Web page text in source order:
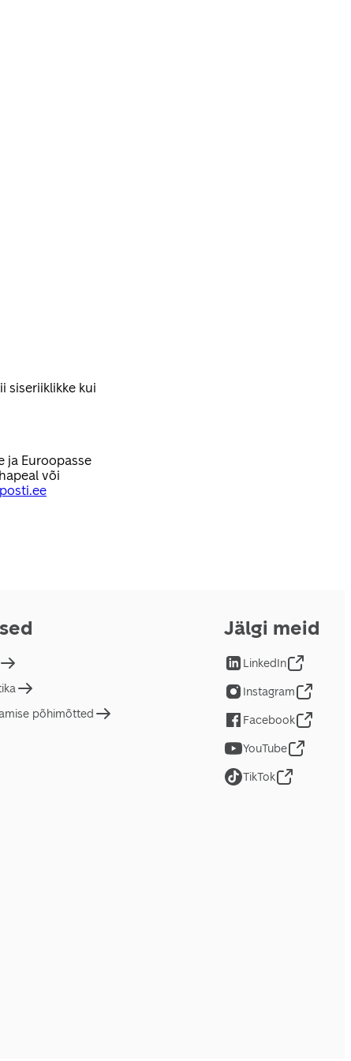
siseriiklikke kui
ja Euroopasse
või
põhimõtted
Jälgi meid
LinkedIn
Instagram
Facebook
YouTube
TikTok